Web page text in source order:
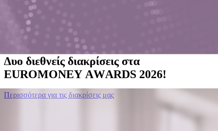
Περισσότερα για τις διακρίσεις μας